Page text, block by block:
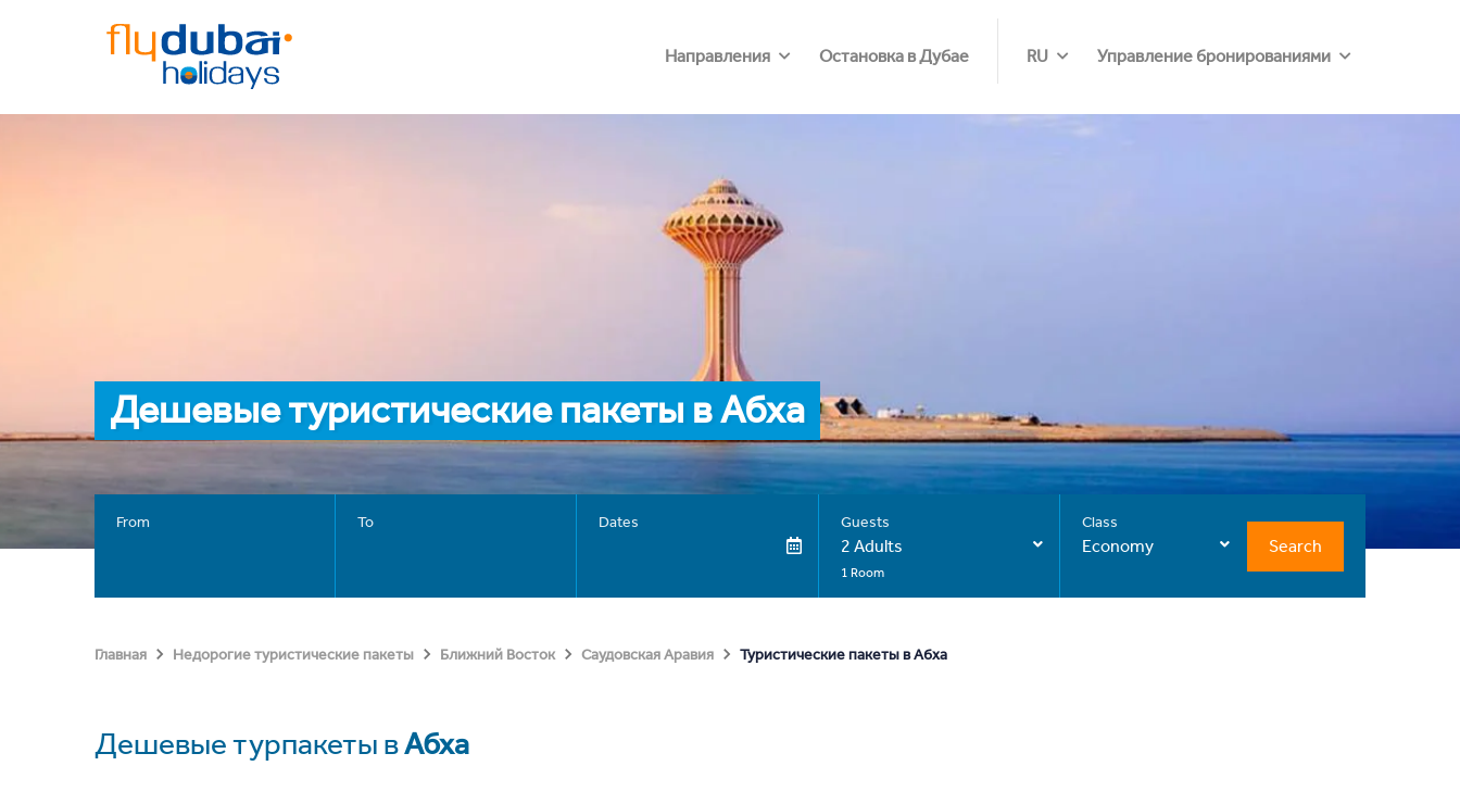
Направления Остановка в Дубае RU Управление бронированиями
Дешевые туристические пакеты в Абха
From To Dates Guests
2 Adults
1 Room
Class
Economy Search
Главная Недорогие туристические пакеты Ближний Восток Саудовская Аравия Туристические пакеты в Абха
Дешевые турпакеты вАбха